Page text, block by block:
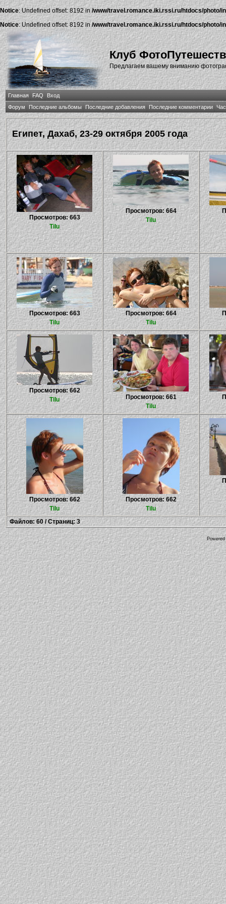
Notice: Undefined offset: 8192 in /www/travel.romance.iki.rssi.ru/htdocs/photo/
Notice: Undefined offset: 8192 in/www/travel.romance.iki.rssi.ru/htdocs/photo/
Клуб
Предлагаем вашему вниманию
Главная FAQ
Вход
Форум
Последние альбомы Последние добавления Последние комментарии
Египет, Дахаб, 23-29 октября 2005 года
Просмотров: 663
Tilu
Просмотров: 664
Tilu
Просмотров: 663
Tilu
Просмотров: 664
Tilu
Просмотров: 662
Tilu
Просмотров: 661
Tilu
Просмотров: 662
Tilu
Просмотров: 662
Tilu
Файлов: 60 / Страниц: 3